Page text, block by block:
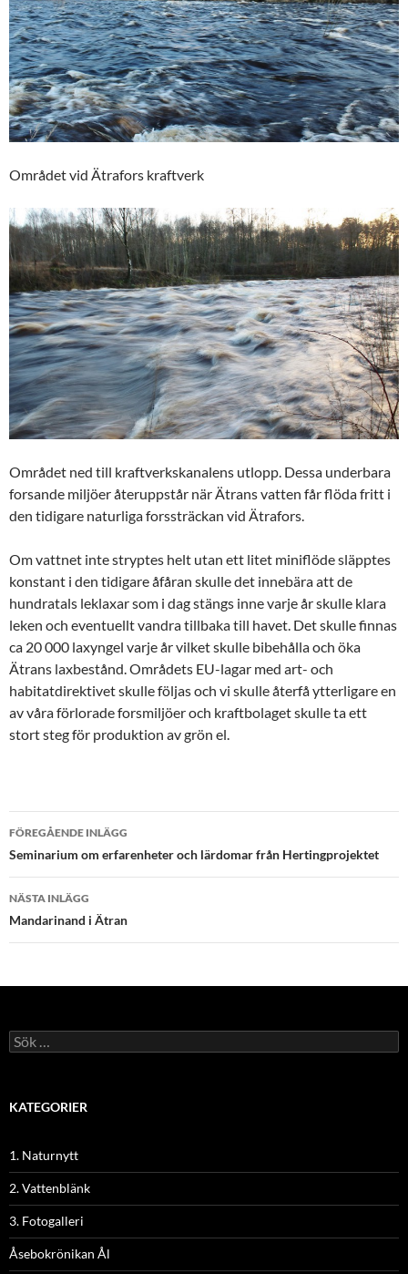
Området vid Ätrafors kraftverk
Området ned till kraftverkskanalens utlopp. Dessa underbara
forsande miljöer återuppstår när Ätrans vatten får flöda fritt i
den tidigare naturliga forssträckan vid Ätrafors.
Om vattnet inte stryptes helt utan ett litet miniflöde släpptes
konstant i den tidigare åfåran skulle det innebära att de
hundratals leklaxar som i dag stängs inne varje år skulle klara
leken och eventuellt vandra tillbaka till havet. Det skulle finnas
ca 20 000 laxyngel varje år vilket skulle bibehålla och öka
Ätrans laxbestånd. Områdets EU-lagar med art- och
habitatdirektivet skulle följas och vi skulle återfå ytterligare en
av våra förlorade forsmiljöer och kraftbolaget skulle ta ett
stort steg för produktion av grön el.
Inläggsnavigering
FÖREGÅENDE INLÄGG
Seminarium om erfarenheter och lärdomar från Hertingprojektet
NÄSTA INLÄGG
Mandarinand i Ätran
Sök
efter:
KATEGORIER
1. Naturnytt
2. Vattenblänk
3. Fotogalleri
Åsebokrönikan Ål